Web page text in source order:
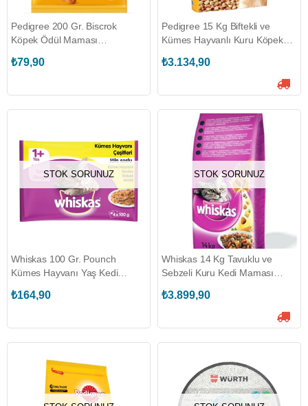
Pedigree 200 Gr. Biscrok
Köpek Ödül Maması
₺79,90
Pedigree 15 Kg Biftekli ve
Kümes Hayvanlı Kuru Köpek
₺3.134,90
STOK SORUNUZ
Whiskas 100 Gr. Pounch
Kümes Hayvanı Yaş Kedi
(WHISKAS.140415)
₺164,90
STOK SORUNUZ
Whiskas 14 Kg Tavuklu ve
Sebzeli Kuru Kedi Maması
₺3.899,90